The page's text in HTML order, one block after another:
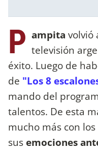
P ampita volvió
televisión
éxito. Luego de
de "Los 8
mando del
talentos. De esta
mucho más con
sus emociones